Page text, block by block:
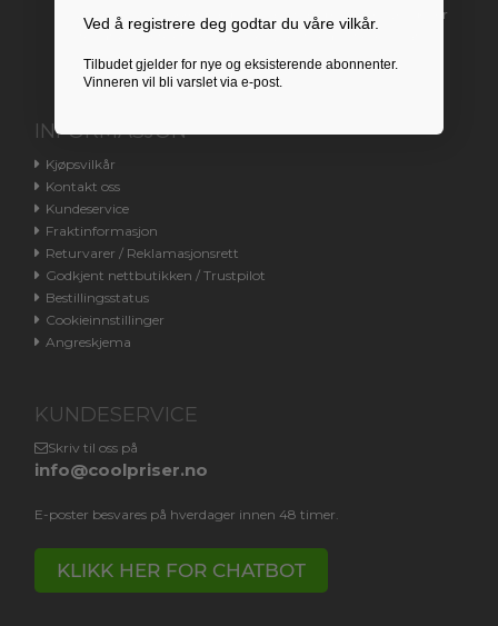
Vi har for øyeblikket på grunn av manglende henvendelser
stengt kundetelefonen. Du henvises til e-post eller chat.
INFORMASJON
Kjøpsvilkår
Kontakt oss
Kundeservice
Fraktinformasjon
Returvarer / Reklamasjonsrett
Godkjent nettbutikken / Trustpilot
Bestillingsstatus
Cookieinnstillinger
Angreskjema
KUNDESERVICE
Skriv til oss på
info@coolpriser.no
E-poster besvares på hverdager innen 48 timer.
KLIKK HER FOR CHATBOT
Ved å registrere deg godtar du våre vilkår.
Tilbudet gjelder for nye og eksisterende abonnenter.
Vinneren vil bli varslet via e-post.